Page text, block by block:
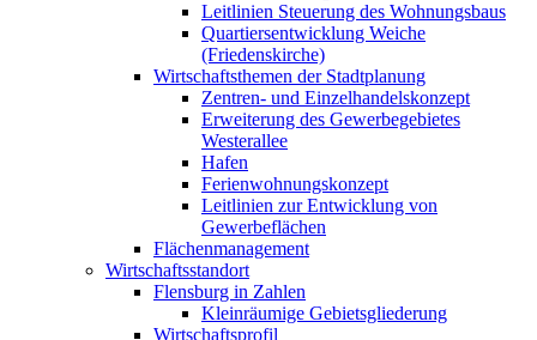
Leitlinien Steuerung des Wohnungsbaus
Quartiersentwicklung Weiche
(Friedenskirche)
Wirtschaftsthemen der Stadtplanung
Zentren- und Einzelhandelskonzept
Erweiterung des Gewerbegebietes
Westerallee
Hafen
Ferienwohnungskonzept
Leitlinien zur Entwicklung von
Gewerbeflächen
Flächenmanagement
Wirtschaftsstandort
Flensburg in Zahlen
Kleinräumige Gebietsgliederung
Wirtschaftsprofil